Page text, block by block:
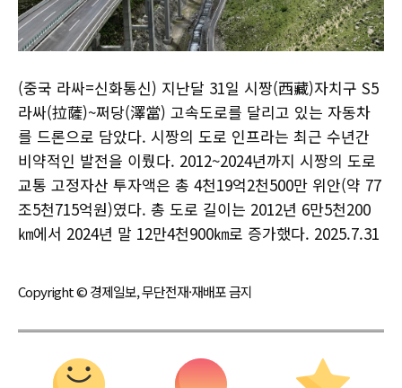
(중국 라싸=신화통신) 지난달 31일 시짱(西藏)자치구 S5
라싸(拉薩)~쩌당(澤當) 고속도로를 달리고 있는 자동차
를 드론으로 담았다. 시짱의 도로 인프라는 최근 수년간
비약적인 발전을 이뤘다. 2012~2024년까지 시짱의 도로
교통 고정자산 투자액은 총 4천19억2천500만 위안(약 77
조5천715억원)였다. 총 도로 길이는 2012년 6만5천200
㎞에서 2024년 말 12만4천900㎞로 증가했다. 2025.7.31
Copyright © 경제일보, 무단전재·재배포 금지